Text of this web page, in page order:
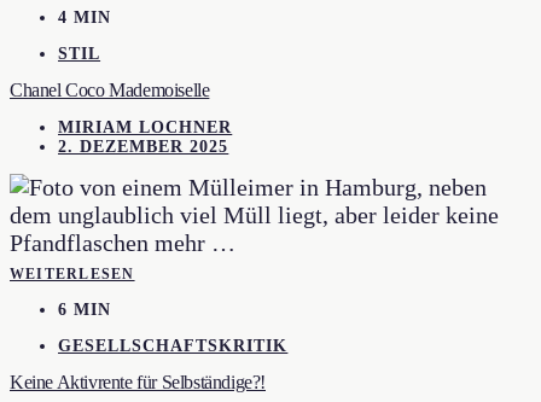
4 MIN
STIL
Chanel Coco Mademoiselle
MIRIAM LOCHNER
2. DEZEMBER 2025
WEITERLESEN
6 MIN
GESELLSCHAFTSKRITIK
Keine Aktivrente für Selbständige?!